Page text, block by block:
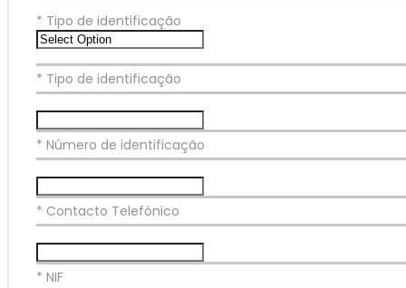
* Tipo de identificação
* Tipo de identificação
* Número de identificação
* Contacto Telefónico
* NIF